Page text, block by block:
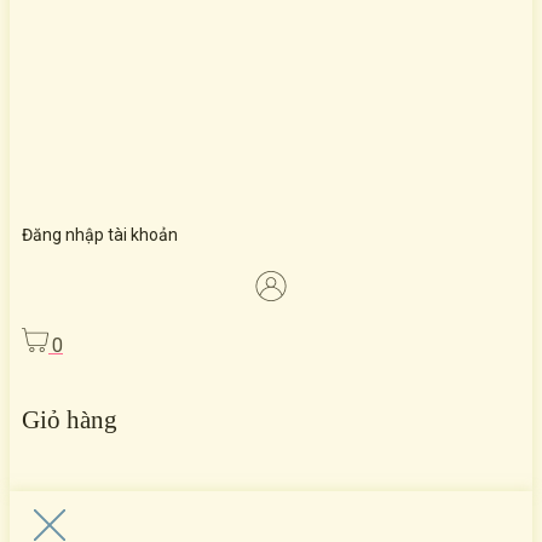
Đăng nhập tài khoản
0
Giỏ hàng